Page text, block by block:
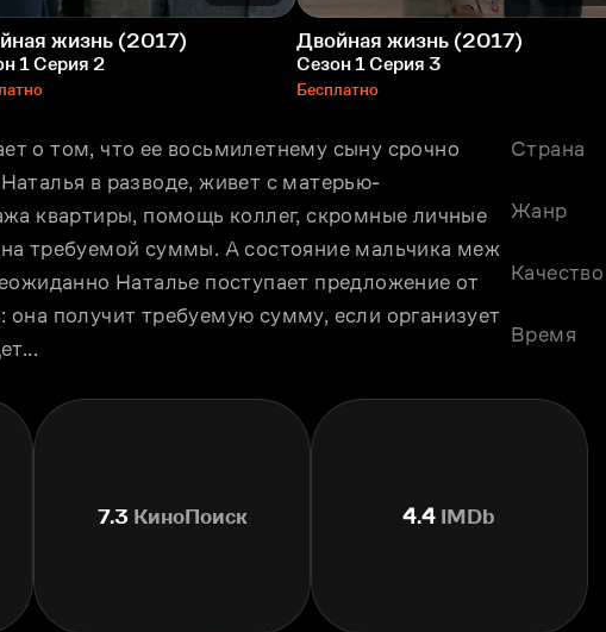
жизнь (2017)
1 Серия 2
Двойная жизнь (2017)
Сезон 1 Серия 3
Бесплатно
о том, что ее восьмилетнему сыну срочно
в разводе, живет с матерью-
квартиры, помощь коллег, скромные личные
требуемой суммы. А состояние мальчика меж
Наталье поступает предложение от
она получит требуемую сумму, если организует
Страна
Жанр
Качество
Время
7.3 КиноПоиск 4.4 IMDb